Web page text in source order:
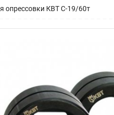
опрессовки КВТ С-19/60т